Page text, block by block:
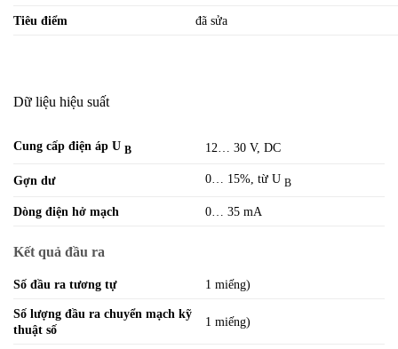
Tiêu điểm đã sửa
Dữ liệu hiệu suất
Cung cấp điện áp U B 12… 30 V, DC
Gợn dư 0… 15%, từ UB
Dòng điện hở mạch 0… 35 mA
Kết quả đầu ra
Số đầu ra tương tự 1 miếng)
Số lượng đầu ra chuyển mạch kỹ
thuật số
1 miếng)